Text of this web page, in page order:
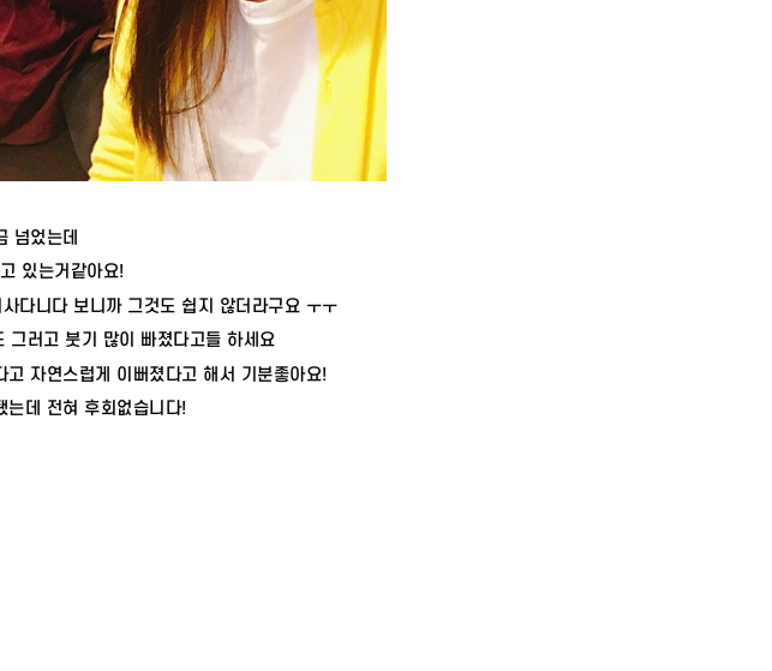
넘었는데
있는거같아요!
다니다 보니까 그것도 쉽지 않더라구요 ㅜㅜ
그러고 붓기 많이 빠졌다고들 하세요
자연스럽게 이뻐졌다고 해서 기분좋아요!
는데 전혀 후회없습니다!